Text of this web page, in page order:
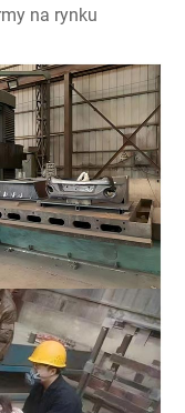
na rynku